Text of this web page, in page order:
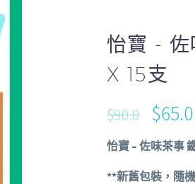
怡寶 -
X 15支
$90.0 $65.0
怡寶 – 佐味茶事
**新舊包裝，隨